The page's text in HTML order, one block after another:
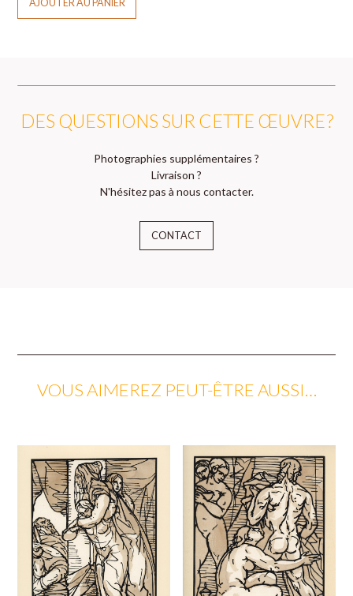
AJOUTER AU PANIER
DES QUESTIONS SUR CETTE ŒUVRE ?
Photographies supplémentaires ?
Livraison ?
N'hésitez pas à nous contacter.
CONTACT
VOUS AIMEREZ PEUT-ÊTRE AUSSI…